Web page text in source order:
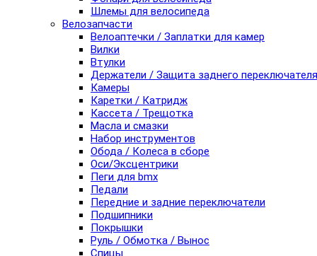
Шлемы для велосипеда
Велозапчасти
Велоаптечки / Заплатки для камер
Вилки
Втулки
Держатели / Защита заднего переключателя
Камеры
Каретки / Катридж
Кассета / Трещотка
Масла и смазки
Набор инструментов
Обода / Колеса в сборе
Оси/Эксцентрики
Пеги для bmx
Педали
Передние и задние переключатели
Подшипники
Покрышки
Руль / Обмотка / Вынос
Спицы